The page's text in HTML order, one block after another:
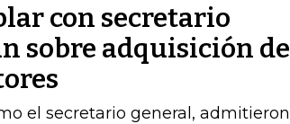
con secretario
sobre adquisición de
el secretario general, admitieron